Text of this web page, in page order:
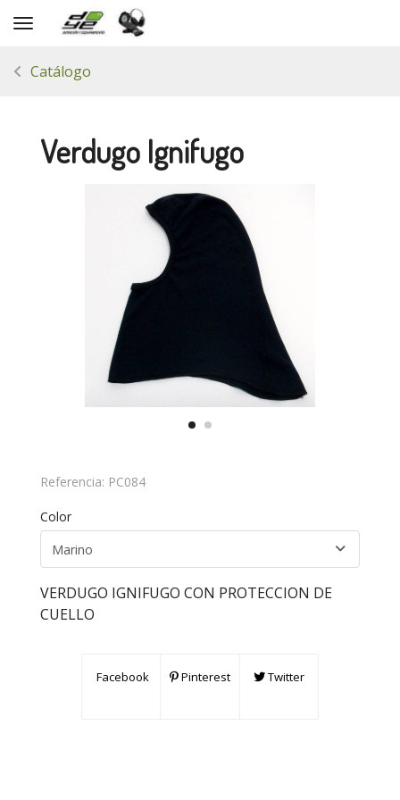
Toggle navigation
Catálogo
Verdugo Ignifugo
Referencia: PC084
Color
VERDUGO IGNIFUGO CON PROTECCION DE
CUELLO
Facebook Pinterest Twitter